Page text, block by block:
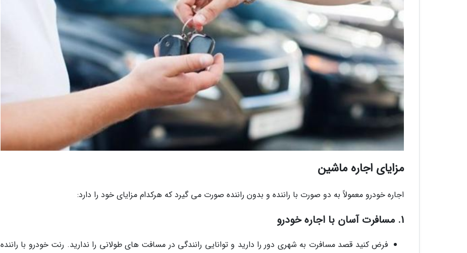
مزایای اجاره ماشین
اجاره خودرو معمولاً به دو صورت با راننده و بدون راننده صورت می گیرد که هرکدام مزایای خود را دارد:
1. مسافرت آسان با اجاره خودرو
فرض کنید قصد مسافرت به شهری دور را دارید و توانایی رانندگی در مسافت های طولانی را ندارید. رنت خودرو با راننده